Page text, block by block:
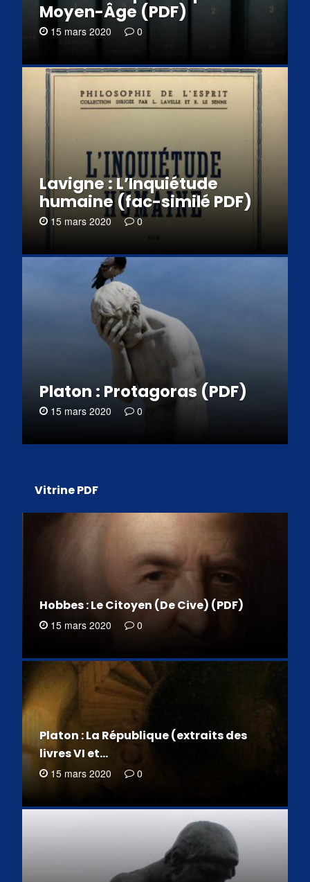
Moyen-Âge (PDF)
15 mars 2020 0
Lavigne : L’Inquiétude
humaine (fac-similé PDF)
15 mars 2020 0
Platon : Protagoras (PDF)
15 mars 2020 0
Vitrine PDF
Hobbes : Le Citoyen (De Cive) (PDF)
15 mars 2020 0
Platon : La République (extraits des
livres VI et…
15 mars 2020 0